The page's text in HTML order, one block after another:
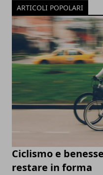
ARTICOLI POPOLARI
Ciclismo e
restare in forma